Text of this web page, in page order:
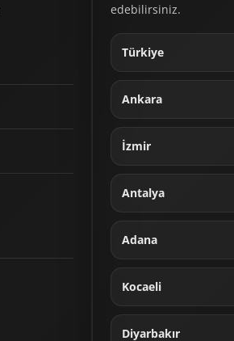
edebilirsiniz.
Türkiye
Ankara
İzmir
Antalya
Adana
Kocaeli
Diyarbakır